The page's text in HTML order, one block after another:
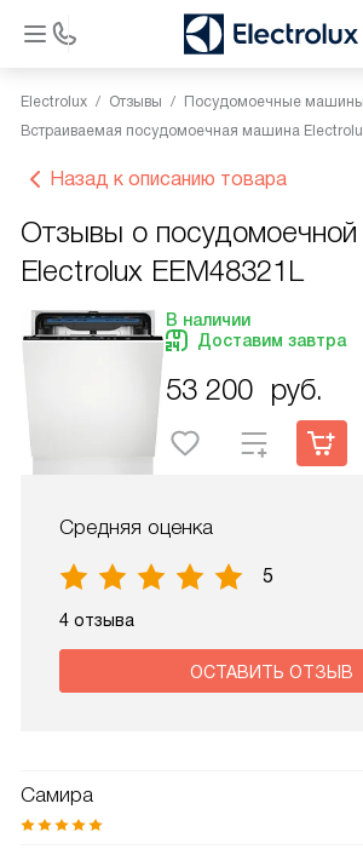
Electrolux Отзывы
Посудомоечные машины
Встраиваемая посудомоечная машина
Назад к описанию товара
Отзывы о
Electrolux EEM48321L
В наличии
Доставим завтра
53 200 руб.
Средняя оценка
5
4 отзыва
ОСТАВИТЬ ОТЗЫВ
Самира